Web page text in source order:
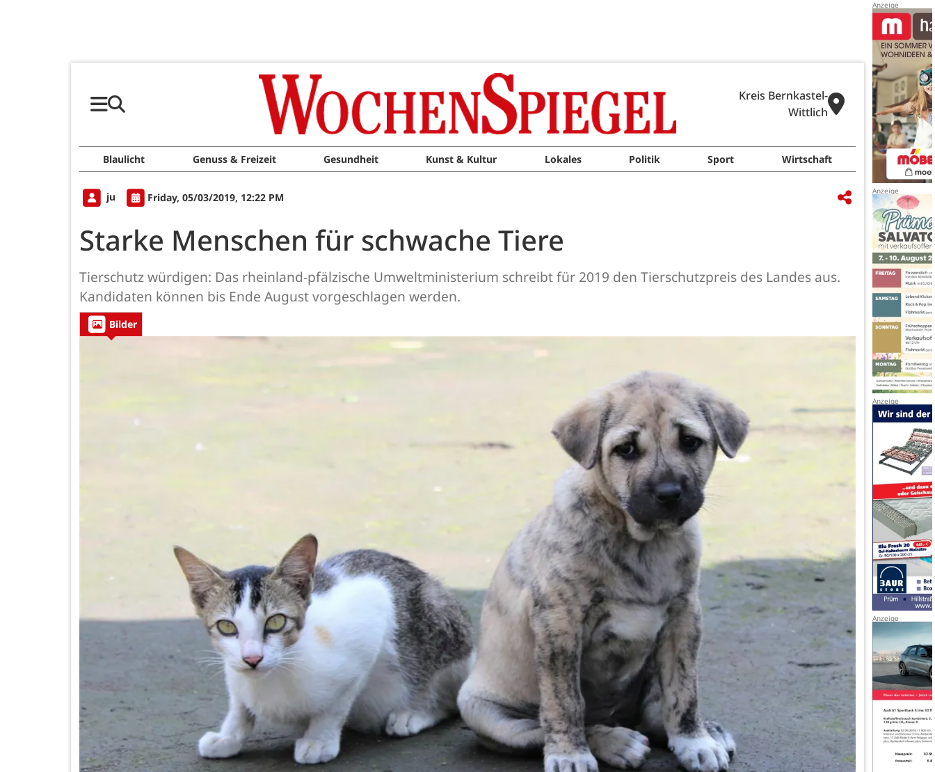
Kreis Bernkastel-
Wittlich
Blaulicht Genuss & Freizeit Gesundheit Kunst & Kultur Lokales Politik Sport Wirtschaft
ju Friday, 05/03/2019, 12:22 PM
Starke Menschen für schwache Tiere
Tierschutz würdigen: Das rheinland-pfälzische Umweltministerium schreibt für 2019 den Tierschutzpreis des Landes aus.
Kandidaten können bis Ende August vorgeschlagen werden.
Bilder